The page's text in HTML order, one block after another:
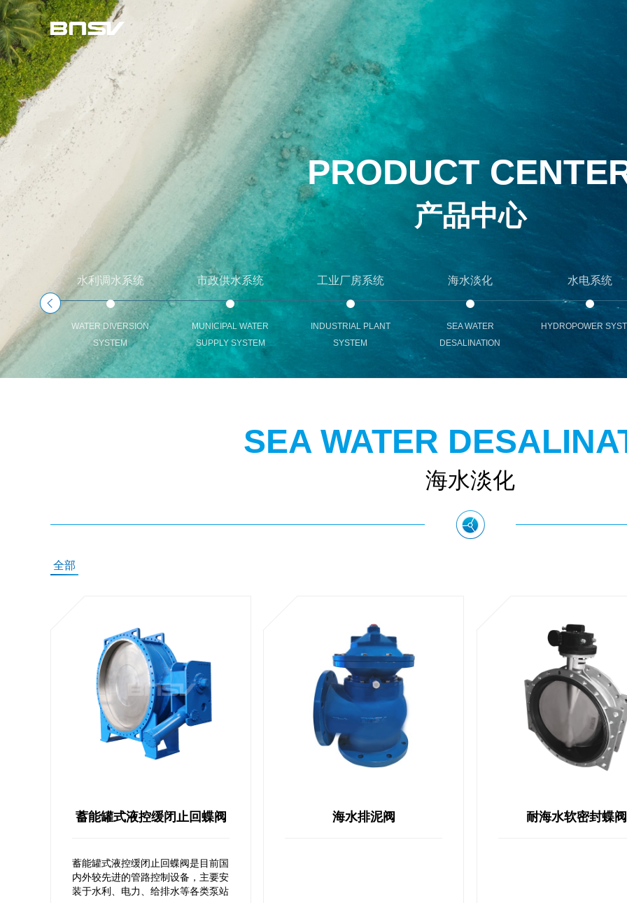
PRODUCT
产品中心
水利调水系统
WATER DIVERSION
SYSTEM
市政供水系统
MUNICIPAL WATER
SUPPLY SYSTEM
工业厂房系统
INDUSTRIAL PLANT
SYSTEM
海水淡化
SEA WATER
DESALINATION
水电系统
HYDROPOWER
SEA WATER
海水淡化
全部
蓄能罐式液控缓闭止回蝶阀
蓄能罐式液控缓闭止回蝶阀是目前国
内外较先进的管路控制设备，主要安
装于水利、电力、给排水等各类泵站
海水排泥阀 耐海水软密封蝶阀